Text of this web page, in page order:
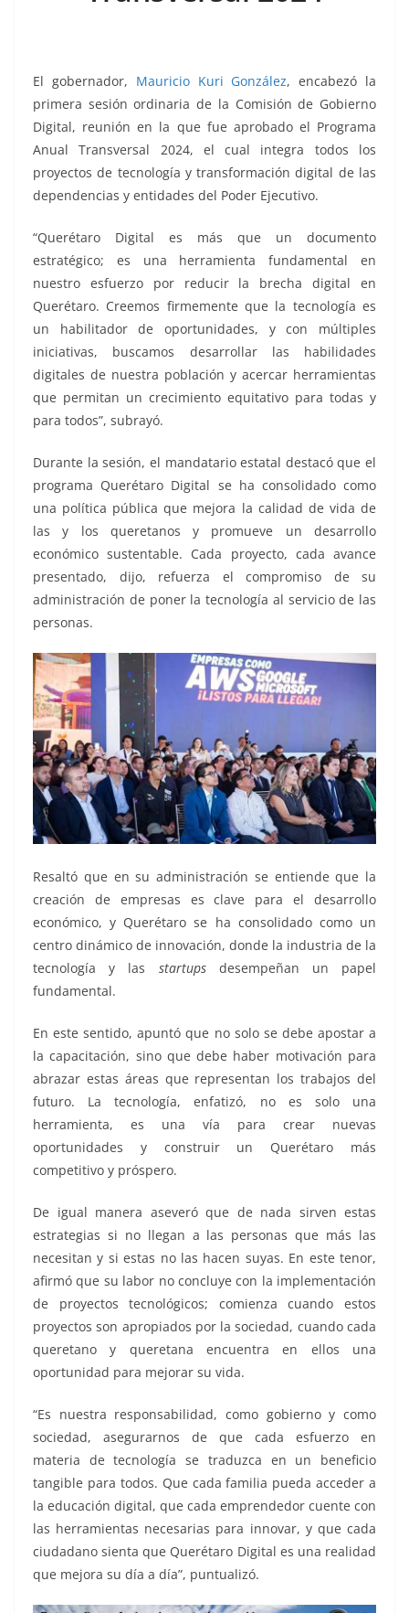
El gobernador, Mauricio Kuri González, encabezó la
primera sesión ordinaria de la Comisión de Gobierno
Digital, reunión en la que fue aprobado el Programa
Anual Transversal 2024, el cual integra todos los
proyectos de tecnología y transformación digital de las
dependencias y entidades del Poder Ejecutivo.
“Querétaro Digital es más que un documento
estratégico; es una herramienta fundamental en
nuestro esfuerzo por reducir la brecha digital en
Querétaro. Creemos firmemente que la tecnología es
un habilitador de oportunidades, y con múltiples
iniciativas, buscamos desarrollar las habilidades
digitales de nuestra población y acercar herramientas
que permitan un crecimiento equitativo para todas y
para todos”, subrayó.
Durante la sesión, el mandatario estatal destacó que el
programa Querétaro Digital se ha consolidado como
una política pública que mejora la calidad de vida de
las y los queretanos y promueve un desarrollo
económico sustentable. Cada proyecto, cada avance
presentado, dijo, refuerza el compromiso de su
administración de poner la tecnología al servicio de las
personas.
Resaltó que en su administración se entiende que la
creación de empresas es clave para el desarrollo
económico, y Querétaro se ha consolidado como un
centro dinámico de innovación, donde la industria de la
tecnología y las startupsdesempeñan un papel
fundamental.
En este sentido, apuntó que no solo se debe apostar a
la capacitación, sino que debe haber motivación para
abrazar estas áreas que representan los trabajos del
futuro. La tecnología, enfatizó, no es solo una
herramienta, es una vía para crear nuevas
oportunidades y construir un Querétaro más
competitivo y próspero.
De igual manera aseveró que de nada sirven estas
estrategias si no llegan a las personas que más las
necesitan y si estas no las hacen suyas. En este tenor,
afirmó que su labor no concluye con la implementación
de proyectos tecnológicos; comienza cuando estos
proyectos son apropiados por la sociedad, cuando cada
queretano y queretana encuentra en ellos una
oportunidad para mejorar su vida.
“Es nuestra responsabilidad, como gobierno y como
sociedad, asegurarnos de que cada esfuerzo en
materia de tecnología se traduzca en un beneficio
tangible para todos. Que cada familia pueda acceder a
la educación digital, que cada emprendedor cuente con
las herramientas necesarias para innovar, y que cada
ciudadano sienta que Querétaro Digital es una realidad
que mejora su día a día”, puntualizó.